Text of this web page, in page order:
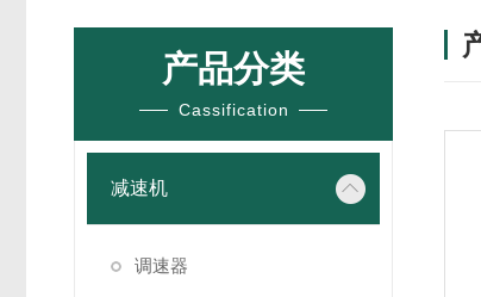
产品分类
Cassification
减速机
调速器